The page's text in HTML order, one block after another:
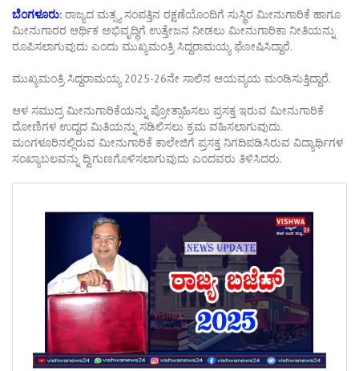
ಬೆಂಗಳೂರು: ರಾಜ್ಯದ ಮತ್ಸ್ಯ ಸಂಪತ್ತಿನ ರಕ್ಷಣೆಯೊಂದಿಗೆ ಸುಸ್ಥಿರ ಮೀನುಗಾರಿಕೆ ಹಾಗೂ
ಮೀನುಗಾರರ ಆರ್ಥಿಕ ಅಭಿವೃದ್ಧಿಗೆ ಉತ್ತೇಜನ ನೀಡಲು ಮೀನುಗಾರಿಕಾ ನೀತಿಯನ್ನು
ರೂಪಿಸಲಾಗುವುದು ಎಂದು ಮುಖ್ಯಮಂತ್ರಿ ಸಿದ್ದರಾಮಯ್ಯ ಘೋಷಿಸಿದ್ದಾರೆ.
ಮುಖ್ಯಮಂತ್ರಿ ಸಿದ್ದರಾಮಯ್ಯ 2025-26ನೇ ಸಾಲಿನ ಆಯವ್ಯಯ ಮಂಡಿಸುತ್ತಿದ್ದಾರೆ.
ಆಳ ಸಮುದ್ರ ಮೀನುಗಾರಿಕೆಯನ್ನು ಪ್ರೋತ್ಸಾಹಿಸಲು ಪ್ರಸಕ್ತ ಇರುವ ಮೀನುಗಾರಿಕೆ
ದೋಣಿಗಳ ಉದ್ದದ ಮಿತಿಯನ್ನು ಸಡಿಲಿಸಲು ಕ್ರಮ ವಹಿಸಲಾಗುವುದು.
ಮಂಗಳೂರಿನಲ್ಲಿರುವ ಮೀನುಗಾರಿಕೆ ಕಾಲೇಜಿಗೆ ಪ್ರಸಕ್ತ ನಿಗದಿಪಡಿಸಿರುವ ವಿದ್ಯಾರ್ಥಿಗಳ
ಸಂಖ್ಯಾಬಲವನ್ನು ದ್ವಿಗುಣಗೊಳಿಸಲಾಗುವುದು ಎಂದವರು ತಿಳಿಸಿದರು.